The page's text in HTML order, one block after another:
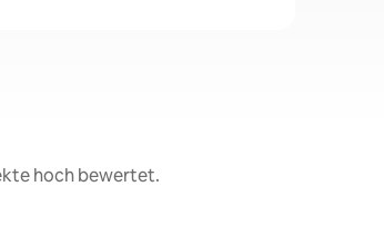
hoch bewertet.